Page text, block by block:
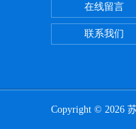
在线留言
联系我们
Copyright © 2026